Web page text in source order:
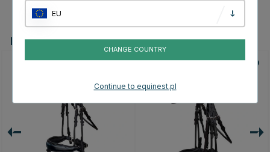
Powiązane produkty
EU
CHANGE COUNTRY
Continue to equinest.pl